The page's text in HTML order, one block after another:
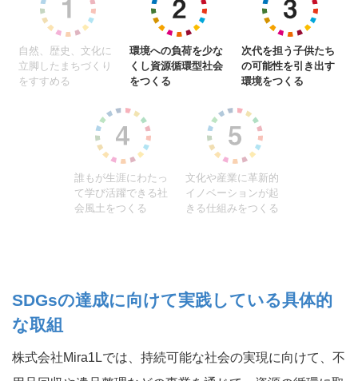
自然、歴史、文化に
立脚したまちづくり
をすすめる
環境への負荷を少な
くし資源循環型社会
をつくる
次代を担う子供たち
の可能性を引き出す
環境をつくる
誰もが生涯にわたっ
て学び活躍できる社
会風土をつくる
文化や産業に革新的
イノベーションが起
きる仕組みをつくる
SDGsの達成に向けて実践している具体的
な取組
株式会社Mira1Lでは、持続可能な社会の実現に向けて、不